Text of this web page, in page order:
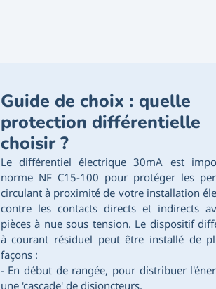
Guide de choix : quelle
protection différentielle
choisir ?
Le différentiel électrique 30mA est
norme NF C15-100 pour protéger les
circulant à proximité de votre installation
contre les contacts directs et indirects
pièces à nue sous tension. Le dispositif
à courant résiduel peut être installé de
façons :
- En début de rangée, pour distribuer
une 'cascade' de disjoncteurs.